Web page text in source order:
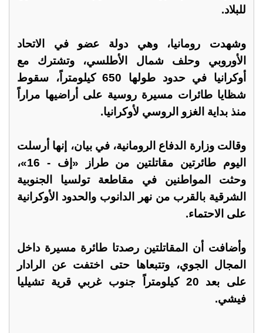
للبلاد.
وشهدت رومانيا، وهي دولة عضو في الاتحاد
الأوروبي وحلف شمال الأطلسي، وتشترك مع
أوكرانيا في حدود طولها 650 كيلومتراً، سقوط
شظايا طائرات مسيرة روسية على أراضيها مراراً
منذ بداية الغزو الروسي لأوكرانيا.
وقالت وزارة الدفاع الرومانية، في بيان، إنها أرسلت
اليوم طائرتين مقاتلتين من طراز «إف - 16»،
وحثت المواطنين في مقاطعة تولسيا الجنوبية
الشرقية بالقرب من نهر الدانوب والحدود الأوكرانية
على الاحتماء.
وأضافت أن المقاتلتين رصدتا طائرة مسيرة داخل
المجال الجوي، وتتبعاها حتى اختفت عن الرادار
على بعد 20 كيلومتراً جنوب غربي قرية تشيليا
فيشي.